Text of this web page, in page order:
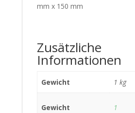
mm x 150 mm
Zusätzliche
Informationen
Gewicht 1 kg
Gewicht 1